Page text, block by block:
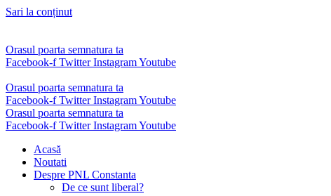
Sari la conținut
Orasul poarta semnatura ta
Facebook-f Twitter InstagramYoutube
Orasul poarta semnatura ta
Facebook-f Twitter InstagramYoutube
Orasul poarta semnatura ta
Facebook-f Twitter InstagramYoutube
Acasă
Noutati
Despre PNL Constanta
De ce sunt liberal?